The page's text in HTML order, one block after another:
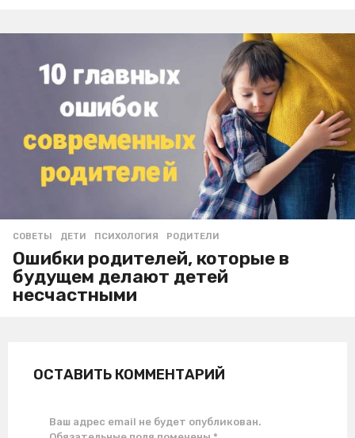
СОВЕТЫ ДЕТИ ,ПСИХОЛОГИЯ ,РОДИТЕЛИ
Ошибки родителей, которые в
будущем делают детей
несчастными
ОСТАВИТЬ КОММЕНТАРИЙ
Ваш адрес email не будет опубликован.